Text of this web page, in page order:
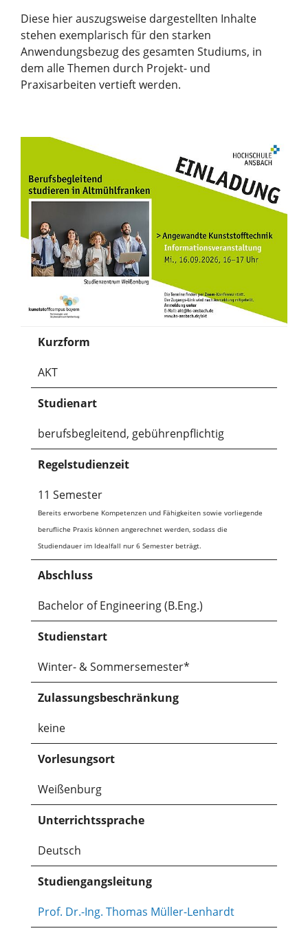
Diese hier auszugsweise dargestellten Inhalte
stehen exemplarisch für den starken
Anwendungsbezug des gesamten Studiums, in
dem alle Themen durch Projekt- und
Praxisarbeiten vertieft werden.
Kurzform
AKT
Studienart
berufsbegleitend, gebührenpflichtig
Regelstudienzeit
11 Semester
Bereits erworbene Kompetenzen und Fähigkeiten sowie vorliegende
berufliche Praxis können angerechnet werden, sodass die
Studiendauer im Idealfall nur 6 Semester beträgt.
Abschluss
Bachelor of Engineering (B.Eng.)
Studienstart
Winter- & Sommersemester*
Zulassungsbeschränkung
keine
Vorlesungsort
Weißenburg
Unterrichtssprache
Deutsch
Studiengangsleitung
Prof. Dr.-Ing. Thomas Müller-Lenhardt